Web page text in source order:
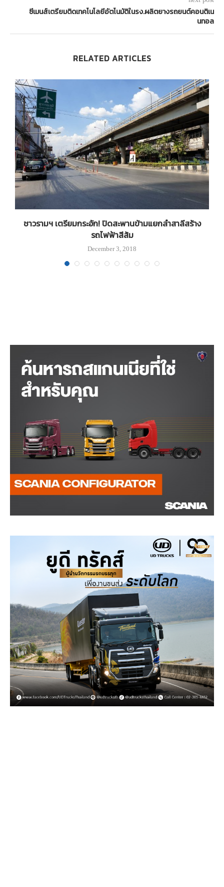
ซีเมนส์เตรียมติดเทคโนโลยีอัตโนมัติในรง.ผลิตยางรถยนต์คอนติเน
นทอล
RELATED ARTICLES
ชาวรามฯ เตรียมกระอัก! ปิดสะพานข้ามแยกลำสาลีสร้าง
รถไฟฟ้าสีส้ม
December 3, 2018